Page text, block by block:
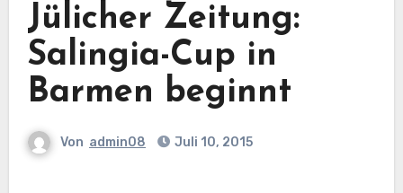
Jülicher Zeitung:
Salingia-Cup in
Barmen beginnt
Von admin08 Juli 10, 2015